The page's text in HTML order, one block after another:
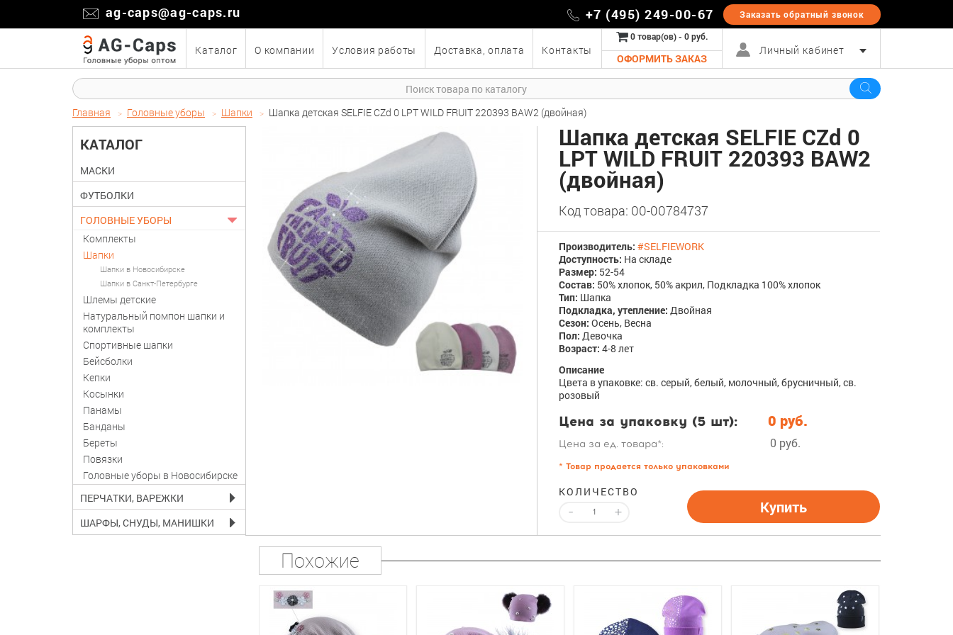
ag-caps@ag-caps.ru +7 (495) 249-00-67 Заказать обратный звонок
Каталог О компании Условия работы Доставка, оплата Контакты
0 товар(ов) - 0 руб.
ОФОРМИТЬ ЗАКАЗ
Личный кабинет
Главная Головные уборы Шапки Шапка детская SELFIE CZd 0 LPT WILD FRUIT 220393 BAW2 (двойная)
КАТАЛОГ
МАСКИ
ФУТБОЛКИ
ГОЛОВНЫЕ УБОРЫ
Комплекты
Шапки
Шапки в Новосибирске
Шапки в Санкт-Петербурге
Шлемы детские
Натуральный помпон шапки и
комплекты
Спортивные шапки
Бейсболки
Кепки
Косынки
Панамы
Банданы
Береты
Повязки
Головные уборы в Новосибирске
ПЕРЧАТКИ, ВАРЕЖКИ
ШАРФЫ, СНУДЫ, МАНИШКИ
Шапка детская SELFIE CZd 0
LPT WILD FRUIT 220393 BAW2
(двойная)
Код товара: 00-00784737
Производитель: #SELFIEWORK
Доступность: На складе
Размер: 52-54
Состав: 50% хлопок, 50% акрил, Подкладка 100% хлопок
Тип: Шапка
Подкладка, утепление: Двойная
Сезон: Осень, Весна
Пол: Девочка
Возраст: 4-8 лет
Описание
Цвета в упаковке: св. серый, белый, молочный, брусничный, св.
розовый
Цена за упаковку (5 шт): 0 руб.
Цена за ед. товара*: 0 руб.
* Товар продается только упаковками
КОЛИЧЕСТВО
- + Купить
Похожие